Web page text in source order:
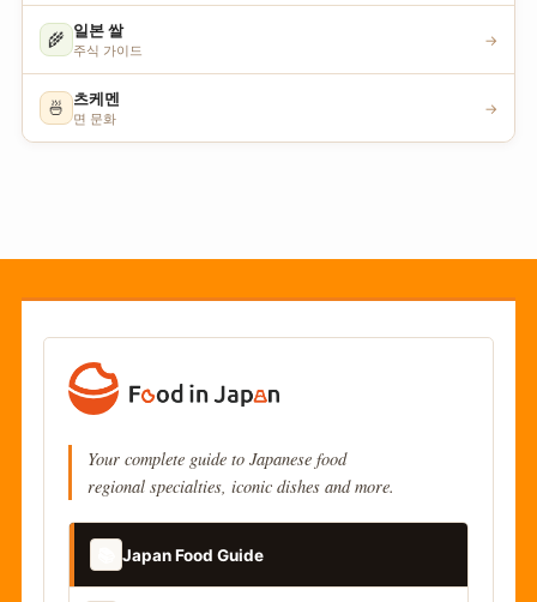
🌾 일본 쌀
주식 가이드
→
🍜 츠케멘
면 문화
→
Your complete guide to Japanese food
regional specialties, iconic dishes and more.
Japan Food Guide